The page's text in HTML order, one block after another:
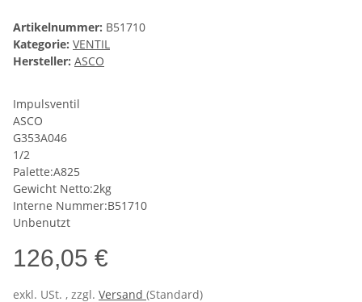
Artikelnummer: B51710
Kategorie: VENTIL
Hersteller: ASCO
Impulsventil
ASCO
G353A046
1/2
Palette:A825
Gewicht Netto:2kg
Interne Nummer:B51710
Unbenutzt
126,05 €
exkl. USt. , zzgl. Versand (Standard)